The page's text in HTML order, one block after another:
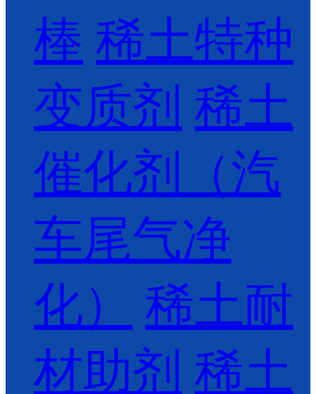
棒 稀土特种
变质剂 稀土
催化剂（汽
车尾气净
化）
稀土耐
材助剂 稀土